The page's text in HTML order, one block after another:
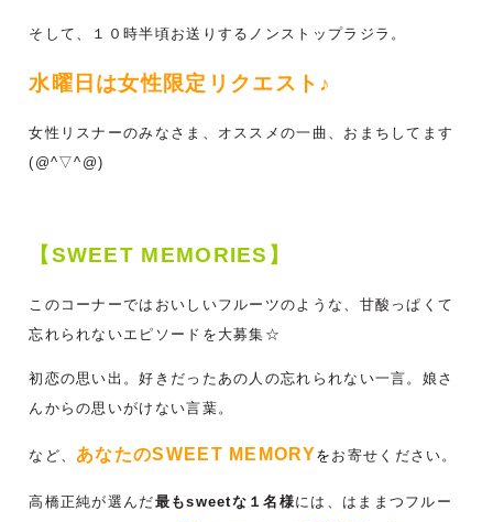
そして、１０時半頃お送りするノンストップラジラ。
水曜日は女性限定リクエスト♪
女性リスナーのみなさま、オススメの一曲、おまちしてます
(@^▽^@)
【SWEET MEMORIES】
このコーナーではおいしいフルーツのような、甘酸っぱくて
忘れられないエピソードを大募集☆
初恋の思い出。好きだったあの人の忘れられない一言。娘さ
んからの思いがけない言葉。
など、 あなたのSWEET MEMORYを お寄せください。
高橋正純が選んだ最もsweetな１名様には、はままつフルー